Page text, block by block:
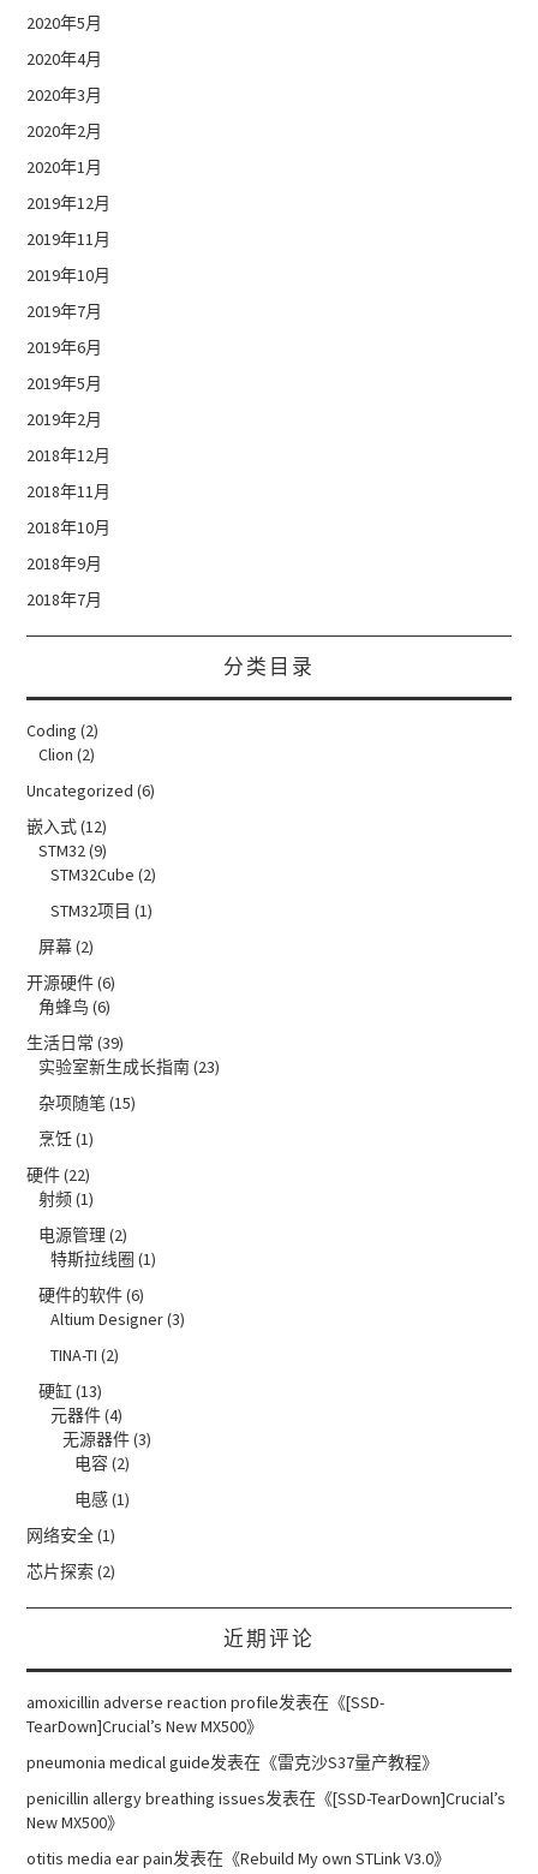
2020年5月
2020年4月
2020年3月
2020年2月
2020年1月
2019年12月
2019年11月
2019年10月
2019年7月
2019年6月
2019年5月
2019年2月
2018年12月
2018年11月
2018年10月
2018年9月
2018年7月
分类目录
Coding (2)
Clion (2)
Uncategorized (6)
嵌入式(12)
STM32(9)
STM32Cube (2)
STM32项目 (1)
屏幕(2)
开源硬件(6)
角蜂鸟 (6)
生活日常 (39)
实验室新生成长指南(23)
杂项随笔(15)
烹饪(1)
硬件(22)
射频(1)
电源管理 (2)
特斯拉线圈 (1)
硬件的软件(6)
Altium Designer(3)
TINA-TI (2)
硬缸(13)
元器件(4)
无源器件(3)
电容(2)
电感(1)
网络安全(1)
芯片探索 (2)
近期评论
amoxicillin adverse reaction profile发表在《[SSD-
TearDown]Crucial’s New MX500》
pneumonia medical guide发表在《雷克沙S37量产教程》
penicillin allergy breathing issues发表在《[SSD-TearDown]Crucial’s
New MX500》
otitis media ear pain发表在《Rebuild My own STLink V3.0》